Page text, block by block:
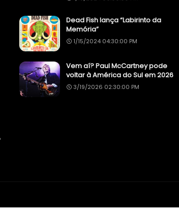
Dead Fish lança “Labirinto da
Memória”
1/15/2024 04:30:00 PM
Vem aí? Paul McCartney pode
voltar à América do Sul em 2026
3/19/2026 02:30:00 PM